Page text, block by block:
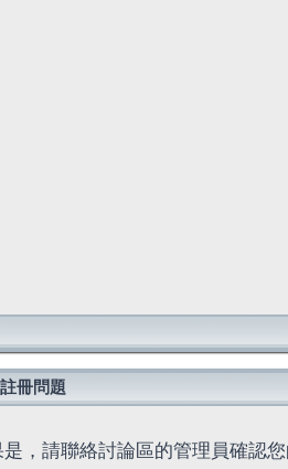
冊問題
，請聯絡討論區的管理員確認